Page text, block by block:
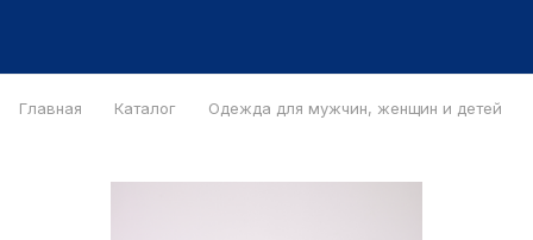
Главная Каталог Одежда для мужчин, женщин и детей